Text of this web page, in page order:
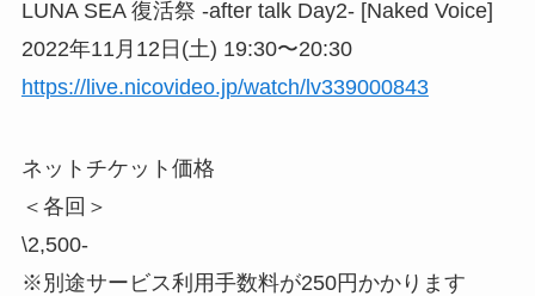
LUNA SEA 復活祭 -after talk Day2- [Naked Voice]
2022年11月12日(土) 19:30〜20:30
https://live.nicovideo.jp/watch/lv339000843
ネットチケット価格
＜各回＞
\2,500-
※別途サービス利用手数料が250円かかります